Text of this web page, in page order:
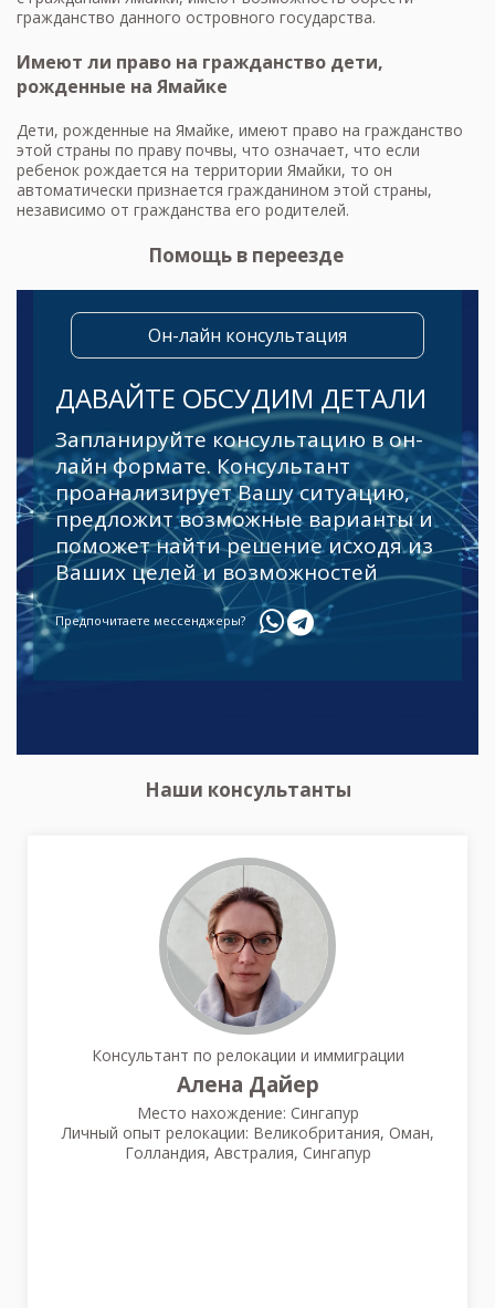
гражданство данного островного государства.
Имеют ли право на гражданство дети,
рожденные на Ямайке
Дети, рожденные на Ямайке, имеют право на гражданство
этой страны по праву почвы, что означает, что если
ребенок рождается на территории Ямайки, то он
автоматически признается гражданином этой страны,
независимо от гражданства его родителей.
Помощь в переезде
Он-лайн консультация
ДАВАЙТЕ ОБСУДИМ ДЕТАЛИ
Запланируйте консультацию в он-
лайн формате. Консультант
проанализирует Вашу ситуацию,
предложит возможные варианты и
поможет найти решение исходя из
Ваших целей и возможностей
Предпочитаете мессенджеры?
Наши консультанты
Консультант по релокации и иммиграции
Алена Дайер
Место нахождение: Сингапур
Личный опыт релокации: Великобритания, Оман,
Голландия, Австралия, Сингапур